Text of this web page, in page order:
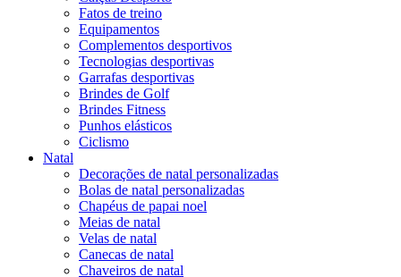
Fatos de treino
Equipamentos
Complementos desportivos
Tecnologias desportivas
Garrafas desportivas
Brindes de Golf
Brindes Fitness
Punhos elásticos
Ciclismo
Natal
Decorações de natal personalizadas
Bolas de natal personalizadas
Chapéus de papai noel
Meias de natal
Velas de natal
Canecas de natal
Chaveiros de natal